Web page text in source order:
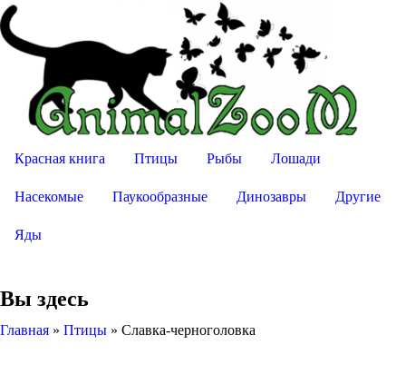
Красная книга Птицы Рыбы Лошади
Насекомые Паукообразные Динозавры Другие
Яды
Вы здесь
Главная » Птицы » Славка-черноголовка